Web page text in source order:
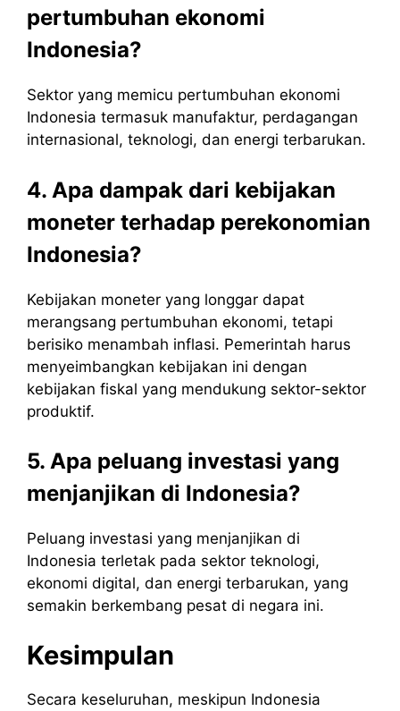
pertumbuhan ekonomi
Indonesia?
Sektor yang memicu pertumbuhan ekonomi
Indonesia termasuk manufaktur, perdagangan
internasional, teknologi, dan energi terbarukan.
4. Apa dampak dari kebijakan
moneter terhadap perekonomian
Indonesia?
Kebijakan moneter yang longgar dapat
merangsang pertumbuhan ekonomi, tetapi
berisiko menambah inflasi. Pemerintah harus
menyeimbangkan kebijakan ini dengan
kebijakan fiskal yang mendukung sektor-sektor
produktif.
5. Apa peluang investasi yang
menjanjikan di Indonesia?
Peluang investasi yang menjanjikan di
Indonesia terletak pada sektor teknologi,
ekonomi digital, dan energi terbarukan, yang
semakin berkembang pesat di negara ini.
Kesimpulan
Secara keseluruhan, meskipun Indonesia